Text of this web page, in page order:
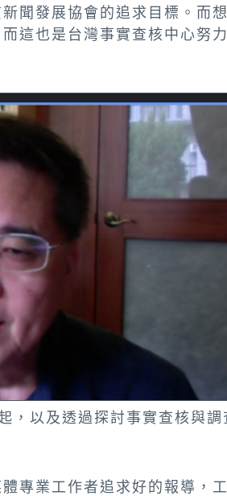
聞發展協會的追求目標。而
這也是台灣事實查核中心努
，以及透過探討事實查核與調
專業工作者追求好的報導，